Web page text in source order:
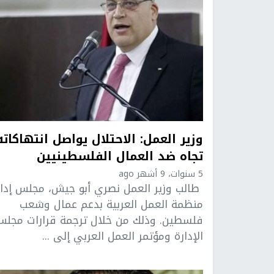
وزير العمل: الاحتلال يواصل
تجاه ضد العمال الفلسطينيين
5 سنوات، 9 أشهر ago
طالب وزير العمل نصري أبو جيش، مجلس
منظمة العمل العربية بدعم عمال وشعب
فلسطين. وذلك من خلال ترجمة قرارات
الإدارة ومؤتمر العمل العربي إلى ...